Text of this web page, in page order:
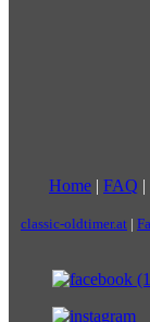
Home | FAQ |
classic-oldtimer.at |